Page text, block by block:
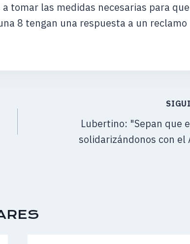
tomar las medidas necesarias para que
8 tengan una respuesta a un reclamo
Lubertino: "Sepan que
solidarizándonos con el